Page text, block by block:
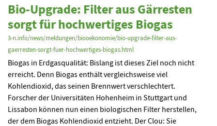
Bio-Upgrade: Filter aus Gärresten
sorgt für hochwertiges Biogas
3-n.info/news/meldungen/biooekonomie/bio-upgrade-filter-aus-
gaerresten-sorgt-fuer-hochwertiges-biogas.html
Biogas in Erdgasqualität: Bislang ist dieses Ziel noch nicht
erreicht. Denn Biogas enthält vergleichsweise viel
Kohlendioxid, das seinen Brennwert verschlechtert.
Forscher der Universitäten Hohenheim in Stuttgart und
Lissabon können nun einen biologischen Filter herstellen,
der dem Biogas Kohlendioxid entzieht. Der Clou: Sie